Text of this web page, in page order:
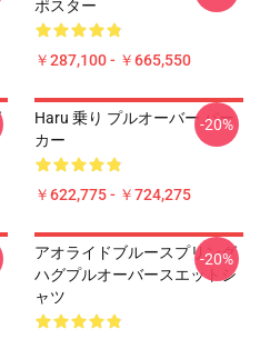
ポスター
￥287,100 - ￥665,550
Haru 乗り プルオーバー パー
カー
￥622,775 - ￥724,275
-20%
アオライドブルースプリング
ハグプルオーバースエットシ
ャツ
-20%